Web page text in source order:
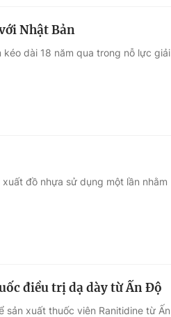
Nhật Bản
dài 18 năm qua trong nỗ lực giải
đồ nhựa sử dụng một lần nhằm
điều trị dạ dày từ Ấn Độ
sản xuất thuốc viên Ranitidine từ Ấn